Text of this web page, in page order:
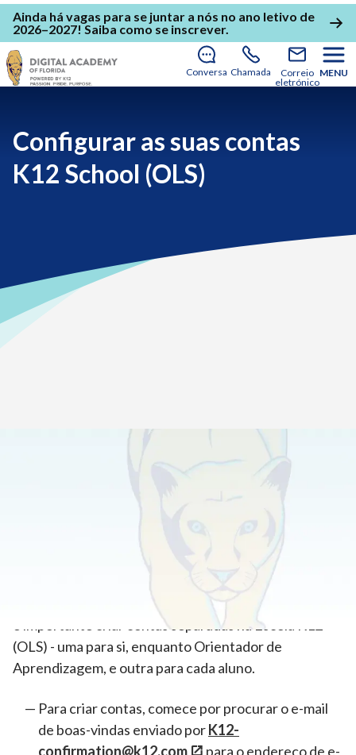
Ainda há vagas para se juntar a nós no ano letivo de
2026–2027!Saiba como se inscrever.
Conversa Chamada
Correio
eletrónico
MENU
Configurar as suas contas
K12 School (OLS)
Ferramentas para novos alunos e orientadores de
As contas do Orientador de Aprendizagem e dos
alunos têm funções ligeiramente diferentes, pelo que
é importante criar contas separadas na Escola K12
(OLS) - uma para si, enquanto Orientador de
Aprendizagem, e outra para cada aluno.
Para criar contas, comece por procurar o e-mail
de boas-vindas enviado porK12-
confirmation@k12.com
para o endereço de e-